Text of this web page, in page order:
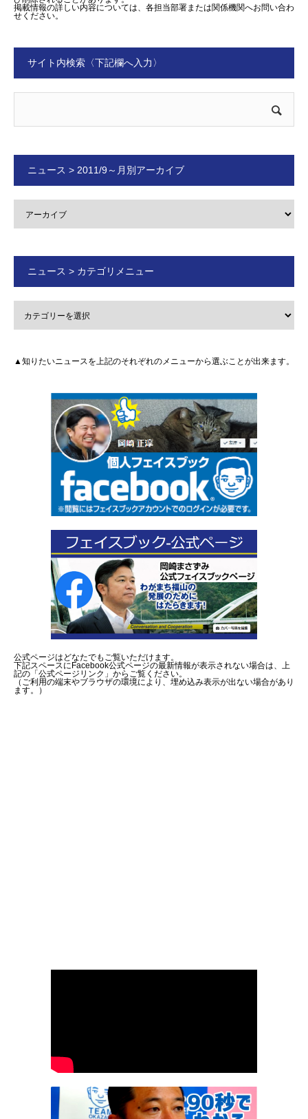
掲載情報の詳しい内容については、各担当部署または関係機関へお問い合わ
せください。
サイト内検索〈下記欄へ入力〉
ニュース > 2011/9～月別アーカイブ
ニュース > カテゴリメニュー
▲知りたいニュースを上記のそれぞれのメニューから選ぶことが出来ます。
公式ページはどなたでもご覧いただけます。
下記スペースにFacebook公式ページの最新情報が表示されない場合は、上
記の「公式ページリンク」からご覧ください。
（ご利用の端末やブラウザの環境により、埋め込み表示が出ない場合があり
ます。）